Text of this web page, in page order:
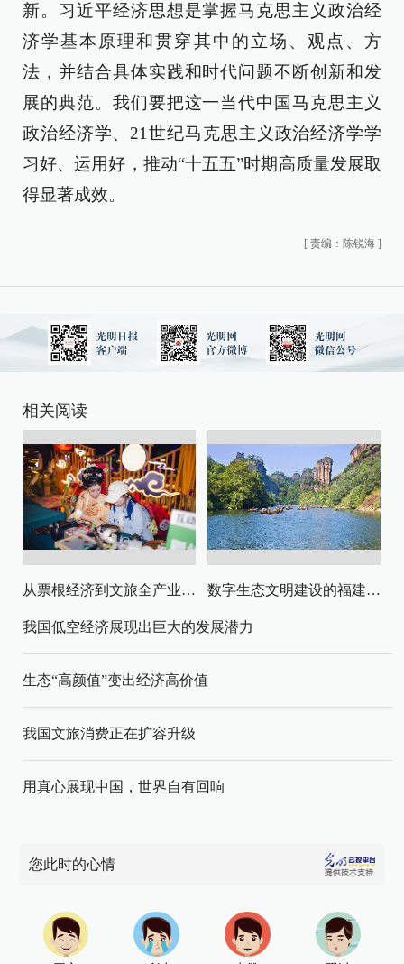
新。习近平经济思想是掌握马克思主义政治经
济学基本原理和贯穿其中的立场、观点、方
法，并结合具体实践和时代问题不断创新和发
展的典范。我们要把这一当代中国马克思主义
政治经济学、21世纪马克思主义政治经济学学
习好、运用好，推动“十五五”时期高质量发展取
得显著成效。
[ 责编：陈锐海 ]
相关阅读
从票根经济到文旅全产业链升级 数字生态文明建设的福建路径与启示
我国低空经济展现出巨大的发展潜力
生态“高颜值”变出经济高价值
我国文旅消费正在扩容升级
用真心展现中国，世界自有回响
您此时的心情